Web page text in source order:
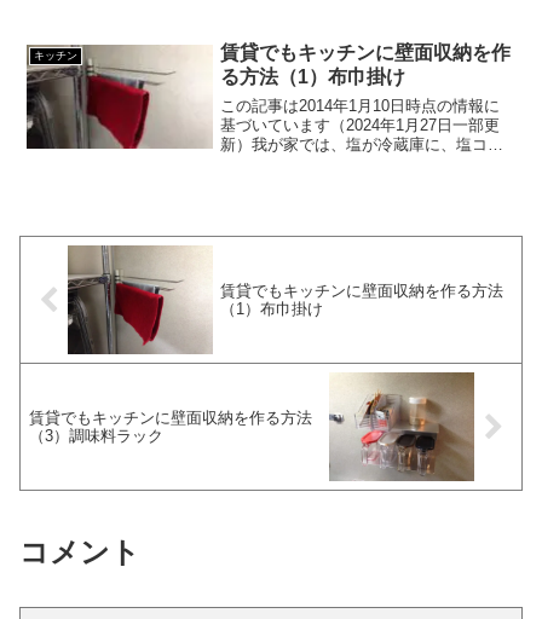
り掛かります (ﾟ∀ﾟ)壁面調味料ラックの作
り方...
キッチン
賃貸でもキッチンに壁面収納を作
る方法（1）布巾掛け
この記事は2014年1月10日時点の情報に
基づいています（2024年1月27日一部更
新）我が家では、塩が冷蔵庫に、塩コシ
賃貸でもキッチンに壁面収納を作る方法
（1）布巾掛け
賃貸でもキッチンに壁面収納を作る方法
（3）調味料ラック
コメント